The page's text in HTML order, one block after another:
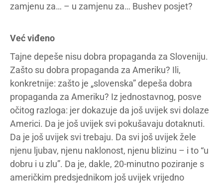
zamjenu za… – u zamjenu za… Bushev posjet?
Već viđeno
Tajne depeše nisu dobra propaganda za Sloveniju.
Zašto su dobra propaganda za Ameriku? Ili,
konkretnije: zašto je „slovenska” depeša dobra
propaganda za Ameriku? Iz jednostavnog, posve
očitog razloga: jer dokazuje da još uvijek svi dolaze
Americi. Da je još uvijek svi pokušavaju dotaknuti.
Da je još uvijek svi trebaju. Da svi još uvijek žele
njenu ljubav, njenu naklonost, njenu blizinu – i to “u
dobru i u zlu”. Da je, dakle, 20-minutno poziranje s
američkim predsjednikom još uvijek vrijedno